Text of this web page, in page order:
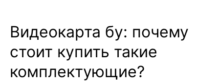
КАКОЙ
РОУТЕР
ПОСТАВИТЬ
ДОМА?
Видеокарта бу: почему
стоит купить такие
комплектующие?